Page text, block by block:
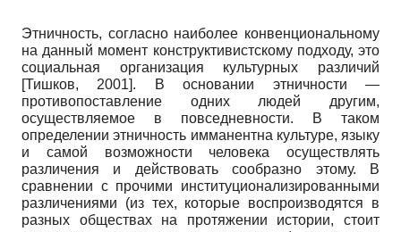
Этничность, согласно наиболее конвенциональному
на данный момент конструктивистскому подходу, это
социальная организация культурных различий
[Тишков, 2001]. В основании этничности —
противопоставление одних людей другим,
осуществляемое в повседневности. В таком
определении этничность имманентна культуре, языку
и самой возможности человека осуществлять
различения и действовать сообразно этому. В
сравнении с прочими институционализиро­ванными
различениями (из тех, которые воспроизводятся в
разных обществах на протяжении истории, стоит